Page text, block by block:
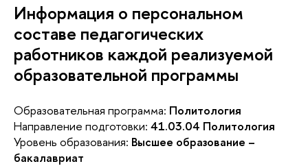
Информация о персональном
составе педагогических
работников каждой реализуемой
образовательной программы
Образовательная программа: Политология
Направление подготовки: 41.03.04 Политология
Уровень образования: Высшее образование –
бакалавриат